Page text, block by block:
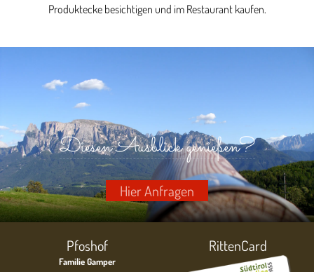
Produktecke besichtigen und im Restaurant kaufen.
Diesen Ausblick genießen?
Hier Anfragen
Pfoshof
Familie Gamper
RittenCard